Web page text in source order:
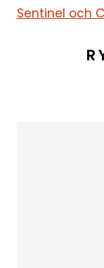
Sentinel och